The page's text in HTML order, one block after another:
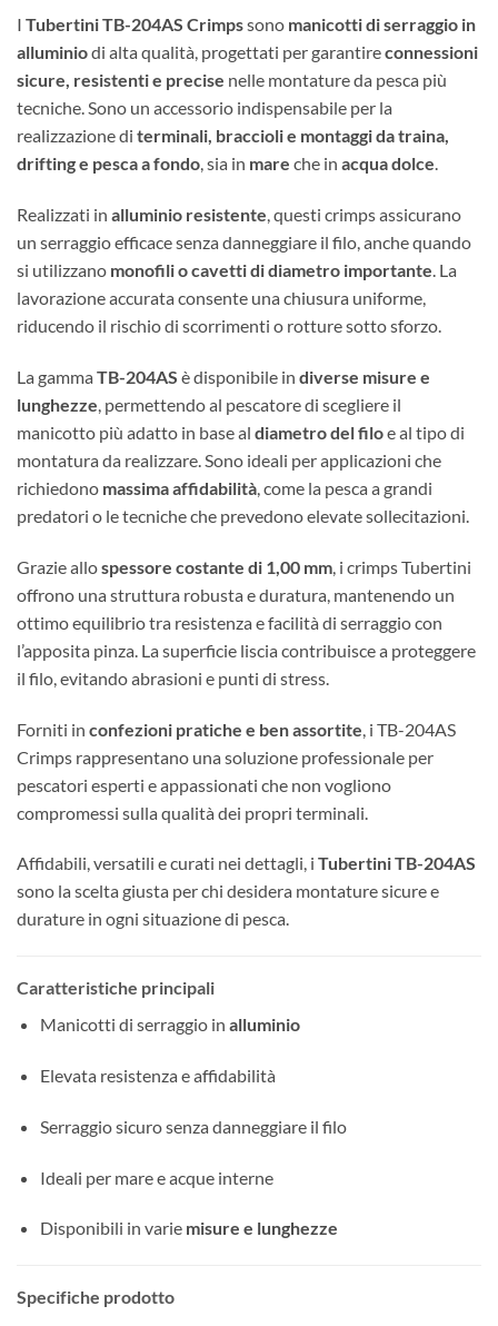
I Tubertini TB-204AS Crimpssono manicotti di serraggio in
alluminiodi alta qualità, progettati per garantireconnessioni
sicure, resistenti e precise nelle montature da pesca più
tecniche. Sono un accessorio indispensabile per la
realizzazione di terminali, braccioli e montaggi da traina,
drifting e pesca a fondo, sia in mare che in acqua dolce.
Realizzati in alluminio resistente, questi crimps assicurano
un serraggio efficace senza danneggiare il filo, anche quando
si utilizzano monofili o cavetti di diametro importante. La
lavorazione accurata consente una chiusura uniforme,
riducendo il rischio di scorrimenti o rotture sotto sforzo.
La gamma TB-204AS è disponibile in diverse misure e
lunghezze, permettendo al pescatore di scegliere il
manicotto più adatto in base al diametro del filoe al tipo di
montatura da realizzare. Sono ideali per applicazioni che
richiedono massima affidabilità, come la pesca a grandi
predatori o le tecniche che prevedono elevate sollecitazioni.
Grazie allospessore costante di 1,00 mm, i crimps Tubertini
offrono una struttura robusta e duratura, mantenendo un
ottimo equilibrio tra resistenza e facilità di serraggio con
l’apposita pinza. La superficie liscia contribuisce a proteggere
il filo, evitando abrasioni e punti di stress.
Forniti in confezioni pratiche e ben assortite , i TB-204AS
Crimps rappresentano una soluzione professionale per
pescatori esperti e appassionati che non vogliono
compromessi sulla qualità dei propri terminali.
Affidabili, versatili e curati nei dettagli, i Tubertini TB-204AS
sono la scelta giusta per chi desidera montature sicure e
durature in ogni situazione di pesca.
Caratteristiche principali
Manicotti di serraggio in alluminio
Elevata resistenza e affidabilità
Serraggio sicuro senza danneggiare il filo
Ideali per mare e acque interne
Disponibili in varie misure e lunghezze
Specifiche prodotto